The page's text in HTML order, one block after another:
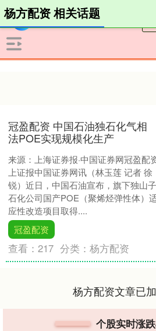
杨方配资 相关话题
冠盈配资 中国石油独石化气相
法POE实现规模化生产
来源：上海证券报·中国证券网冠盈配
上证报中国证券网讯（林玉莲 记者 徐
锐）近日，中国石油宣布，旗下独山子
石化公司国产POE（聚烯烃弹性体）
应性改造项目取得....
冠盈配资
查看：217 分类：杨方配资
杨方配资文章已
个股实时涨